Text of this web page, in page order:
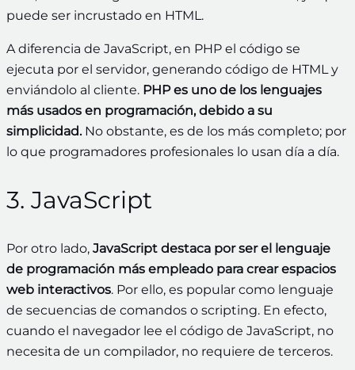
puede ser incrustado en HTML.
A diferencia de JavaScript, en PHP el código se
ejecuta por el servidor, generando código de HTML y
enviándolo al cliente. PHP es uno de los lenguajes
más usados en programación, debido a su
simplicidad.No obstante, es de los más completo; por
lo que programadores profesionales lo usan día a día.
3. JavaScript
Por otro lado, JavaScript destaca por ser el lenguaje
de programación más empleado para crear espacios
web interactivos. Por ello, es popular como lenguaje
de secuencias de comandos o scripting. En efecto,
cuando el navegador lee el código de JavaScript, no
necesita de un compilador, no requiere de terceros.